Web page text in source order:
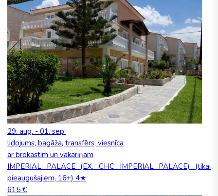
29. aug. - 01. sep.
lidojums, bagāža, transfērs, viesnīca
ar brokastīm un vakariņām
IMPERIAL PALACE (EX. CHC IMPERIAL PALACE) (tikai
pieaugušajiem, 16+) 4★
615 €